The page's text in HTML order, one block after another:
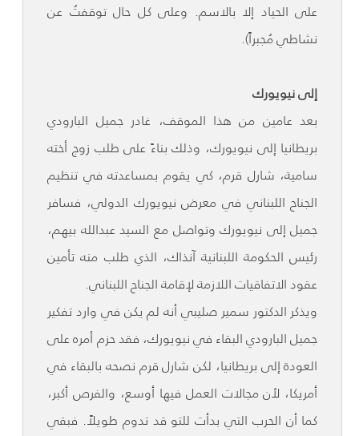
على الحياد إلا بالاسم. وعلى كل حال توقفتُ عن
نشاطي مُجبراً).
إلى نيويورك
بعد عامين من هذا الموقف، غادر جميل البارودي
بريطانيا إلى نيويورك، وذلك بناءً على طلب زوج أخته
سامية، شارل قرم، كي يقوم بمساعدته في تنظيم
الجناح اللبناني في معرض نيويورك الدولي، فسافر
جميل إلى نيويورك وتواصل مع السيد عبدالله بيهم،
رئيس الحكومة اللبنانية آنذاك، الذي طلب منه تأمين
عقود الاتفاقيات اللازمة لإقامة الجناح اللبناني.
ويذكر الدكتور سمير صليبي أنه لم يكن في وارد تفكير
جميل البارودي البقاء في نيويورك، فقد حزم أمره على
العودة إلى بريطانيا، لكن شارل قرم نصحه بالبقاء في
أمريكا، لأن مجالات العمل فيها أوسع، والفرص أكبر،
كما أن الحرب التي بدأت للتو قد تدوم طويلاً. فبقي